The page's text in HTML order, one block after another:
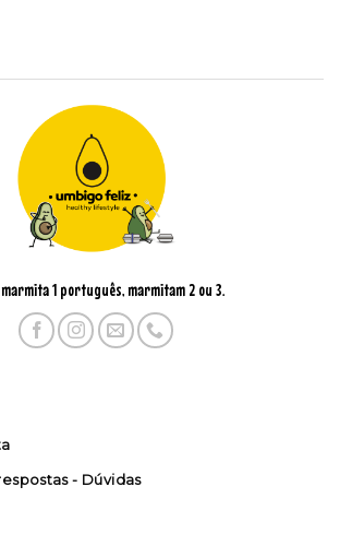
marmita 1 português, marmitam 2 ou 3.
- Dúvidas